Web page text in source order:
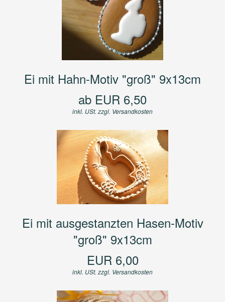
Ei mit Hahn-Motiv "groß" 9x13cm
ab EUR 6,50
inkl. USt. zzgl. Versandkosten
Ei mit ausgestanzten Hasen-Motiv
"groß" 9x13cm
EUR 6,00
inkl. USt. zzgl. Versandkosten